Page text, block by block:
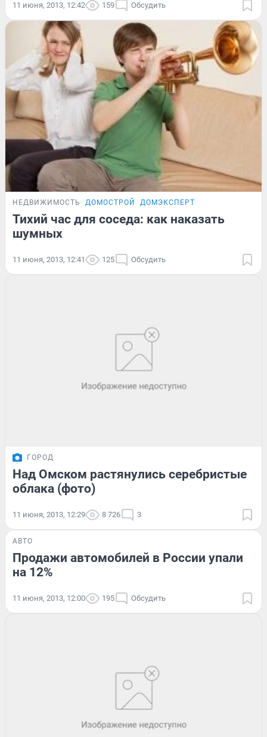
11 июня, 2013, 12:42 159 Обсудить
НЕДВИЖИМОСТЬ ДОМОСТРОЙ ДОМЭКСПЕРТ
Тихий час для соседа: как наказать
шумных
11 июня, 2013, 12:41 125 Обсудить
ГОРОД
Над Омском растянулись серебристые
облака (фото)
11 июня, 2013, 12:29 8 726 3
АВТО
Продажи автомобилей в России упали
на 12%
11 июня, 2013, 12:00 195 Обсудить